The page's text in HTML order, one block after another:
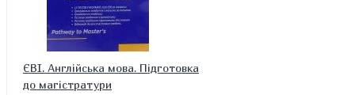
ЄВІ. Англійська мова. Підготовка
до магістратури